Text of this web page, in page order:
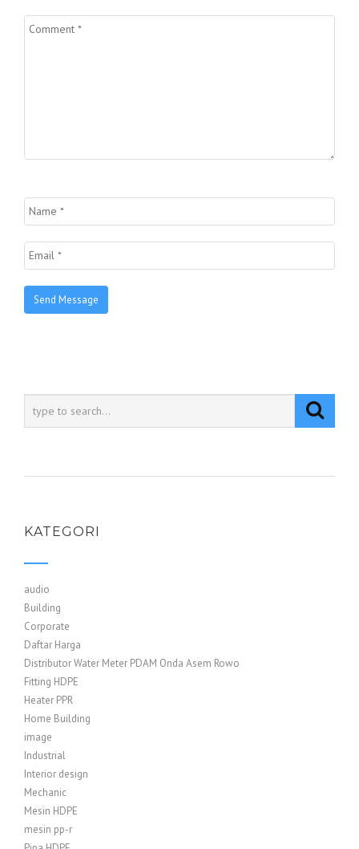
KATEGORI
audio
Building
Corporate
Daftar Harga
Distributor Water Meter PDAM Onda Asem Rowo
Fitting HDPE
Heater PPR
Home Building
image
Industrial
Interior design
Mechanic
Mesin HDPE
mesin pp-r